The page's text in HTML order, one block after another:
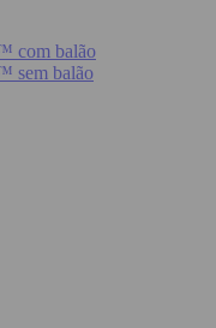
com balão
sem balão